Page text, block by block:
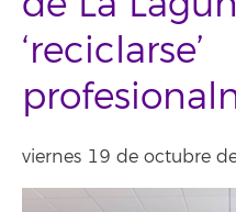
‘reciclarse’
viernes 19 de octubre